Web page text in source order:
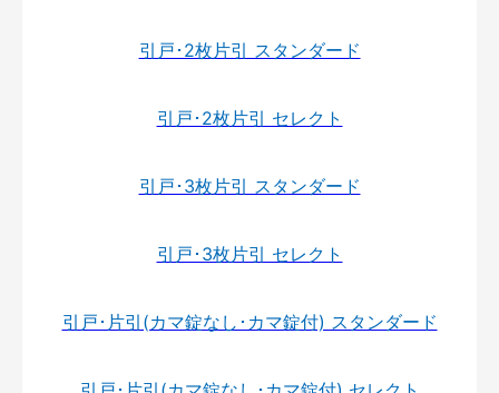
引戸･2枚片引 スタンダード
引戸･2枚片引 セレクト
引戸･3枚片引 スタンダード
引戸･3枚片引 セレクト
引戸･片引(カマ錠なし･カマ錠付) スタンダード